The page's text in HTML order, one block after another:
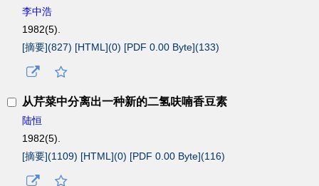
李中浩
1982(5).
[摘要](827) [HTML](0) [PDF 0.00 Byte](133)
从芹菜中分离出一种新的二氢呋喃香豆素
陆恒
1982(5).
[摘要](1109) [HTML](0) [PDF 0.00 Byte](116)